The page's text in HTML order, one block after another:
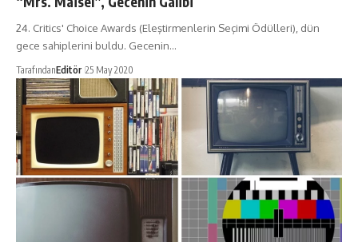
24. Critics' Choice Awards (Eleştirmenlerin Seçimi Ödülleri), dün
gece sahiplerini buldu. Gecenin…
TarafındanEditör 25 May 2020